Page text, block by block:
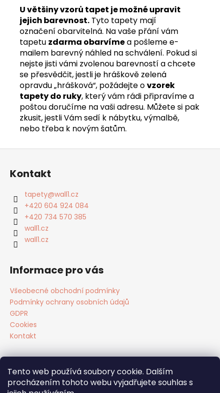
Tento web používá soubory cookie. Dalším
procházením tohoto webu vyjadřujete souhlas s
U většiny vzorů tapet je možné upravit
jejich barevnost. Tyto tapety mají
označení obarvitelná. Na vaše přání vám
tapetu zdarma obarvímea pošleme e-
mailem barevný náhled na schválení. Pokud si
nejste jisti vámi zvolenou barevností a chcete
se přesvědčit, jestli je hráškově zelená
opravdu „hrášková“, požádejte ovzorek
tapety do ruky, který vám rádi připravíme a
poštou doručíme na vaši adresu. Můžete si pak
zkusit, jestli Vám sedí k nábytku, výmalbě,
nebo třeba k novým šatům.
Z
Kontakt
tapety@wall1.cz
+420 604 924 084
+420 734 570 385
wall1.cz
wall1.cz
Informace pro vás
Všeobecné obchodní podmínky
Podmínky ochrany osobních údajů
GDPR
Cookies
Kontakt
Facebook